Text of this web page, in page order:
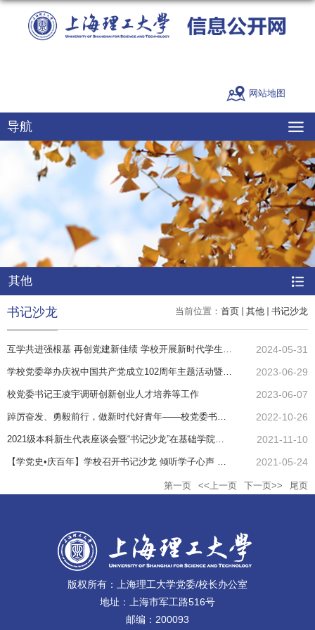
网站地图
导航
其他
当前位置： 首页 其他 书记沙龙
书记沙龙
2024-05-31
2023-06-29
校党委书记王凌宇调研创新创业人才培养等工作 2023-06-07
2022-10-26
2021-11-10
2021-05-24
第一页 <<上一页 下一页>> 尾页
版权所有：上海理工大学党委/校长办公室
地址：上海市军工路516号
邮编：200093